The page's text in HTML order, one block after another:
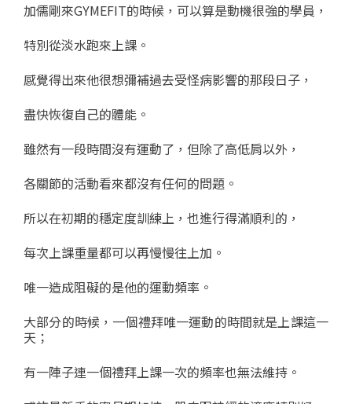
加儒剛來GYMEFIT的時候，可以算是動機很強的學員，
特別從淡水跑來上課。
感覺得出來他很想彌補過去受怪病影響的那段日子，
盡快恢復自己的體能。
雖然有一段時間沒有運動了，但除了高低肩以外，
各關節的活動看來都沒有任何的問題。
所以在初期的穩定度訓練上，也進行得滿順利的，
每次上課重量都可以再慢慢往上加。
唯一造成阻礙的是他的運動頻率。
大部分的時候，一個禮拜唯一運動的時間就是上課這一
天；
有一陣子連一個禮拜上課一次的頻率也無法維持。